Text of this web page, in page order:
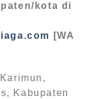
kota di
[WA
Kabupaten